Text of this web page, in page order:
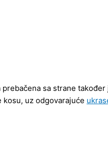
prebačena sa strane
uz odgovarajuće